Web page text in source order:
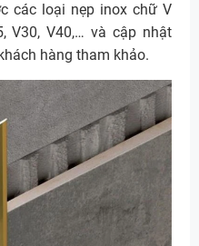
các loại nẹp inox chữ V
V30, V40,… và cập nhật
hàng tham khảo.